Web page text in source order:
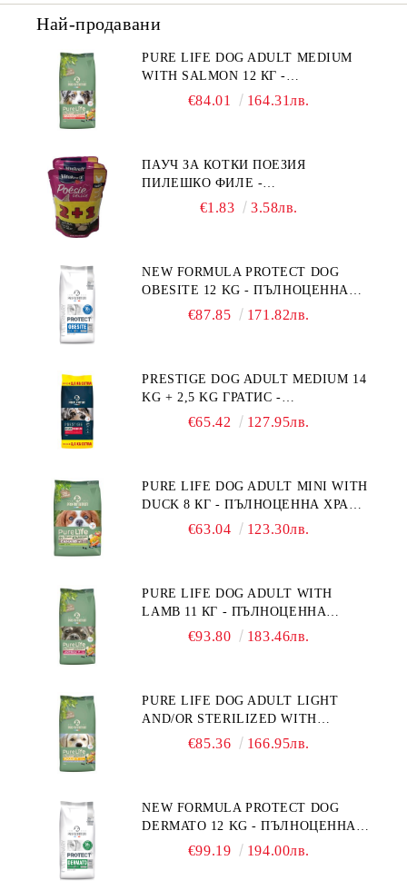
Най-продавани
PURE LIFE DOG ADULT MEDIUM
WITH SALMON 12 КГ -
ПЪЛНОЦЕННА ХРАНА ЗА
БЕЗ ЗЪРНО, БЕЗ ГЛУТЕН.
ПРОИЗВЕДЕНА ВЪВ ФРАНЦИЯ.
€84.01 164.31лв.
ПАУЧ ЗА КОТКИ ПОЕЗИЯ
ПИЛЕШКО ФИЛЕ -
ПРОМОКОМПЛЕКТ 3 БР.
€1.83 3.58лв.
NEW FORMULA PROTECT DOG
OBESITE 12 KG - ПЪЛНОЦЕННА
ДИЕТИЧНА ХРАНА ЗА КУЧЕТА
"РЕГУЛИРАНЕ НА ВНОСА НА
ГЛЮКОЗА (DIABETES MELLITUS)."
€87.85 171.82лв.
PRESTIGE DOG ADULT MEDIUM 14
KG + 2,5 KG ГРАТИС -
ПЪЛНОЦЕННА ХРАНА ЗА
€65.42 127.95лв.
PURE LIFE DOG ADULT MINI WITH
DUCK 8 КГ - ПЪЛНОЦЕННА ХРАНА
ЗА ПОРАСНАЛИ КУЧЕТА ОТ
ГЛУТЕН. ПРОИЗВЕДЕНА ВЪВ
ФРАНЦИЯ.
€63.04 123.30лв.
PURE LIFE DOG ADULT WITH
LAMB 11 КГ - ПЪЛНОЦЕННА
ХРАНА ЗА ПОРАСНАЛИ КУЧЕТА С
НАД 1 ГОДИНА. БЕЗ ЗЪРНО, БЕЗ
ГЛУТЕН. ПРОИЗВЕДЕНА ВЪВ
ФРАНЦИЯ.
€93.80 183.46лв.
PURE LIFE DOG ADULT LIGHT
AND/OR STERILIZED WITH
CHICKEN 12 КГ - ПЪЛНОЦЕННА
КАСТРИРАНИ КУЧЕТА ОТ ВСИЧКИ
ПОРОДИ НА ВЪЗРАСТ НАД 1
ГОДИНА, С ПИЛЕ. БЕЗ ЗЪРНО, БЕЗ
€85.36 166.95лв.
NEW FORMULA PROTECT DOG
DERMATO 12 KG - ПЪЛНОЦЕННА
ДИЕТИЧНА ХРАНА ЗА КУЧЕТА
€99.19 194.00лв.